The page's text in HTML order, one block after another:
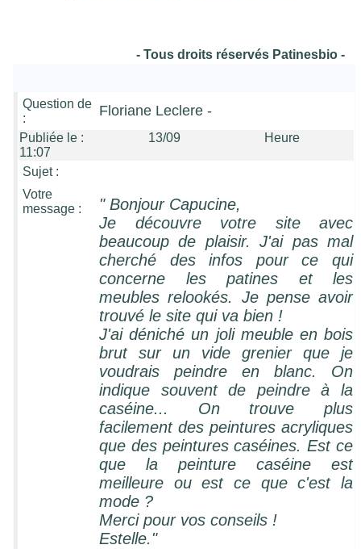
- Tous droits réservés Patinesbio -
Question de
:
Floriane Leclere -
Publiée le :
13/09 Heure
11:07
Sujet :
Votre
message :
" Bonjour Capucine,
Je découvre votre site avec
beaucoup de plaisir. J'ai pas mal
cherché des infos pour ce qui
concerne les patines et les
meubles relookés. Je pense avoir
trouvé le site qui va bien !
J'ai déniché un joli meuble en bois
brut sur un vide grenier que je
voudrais peindre en blanc. On
indique souvent de peindre à la
caséine... On trouve plus
facilement des peintures acryliques
que des peintures caséines. Est ce
que la peinture caséine est
meilleure ou est ce que c'est la
mode ?
Merci pour vos conseils !
Estelle."